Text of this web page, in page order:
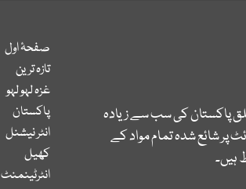
پاکستان کی سب سے زیادہ
شائع شدہ تمام مواد کے
ہیں۔
صفحۂ اول
تازہ ترین
غزہ لہو لہو
پاکستان
انٹر نیشنل
کھیل
انٹرٹینمنٹ